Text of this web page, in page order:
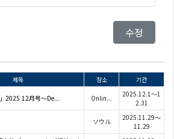
수정
제목 장소 기간
2025 12月号～De... Onlin...
2025.12.1～1
2.31
ソウル
2025.11.29～
11.29